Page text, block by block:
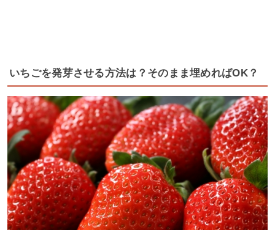
いちごを発芽させる方法は？そのまま埋めればOK？